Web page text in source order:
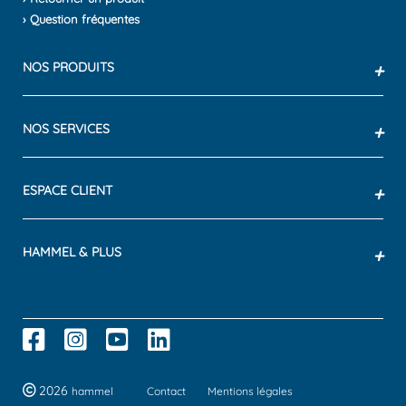
› Question fréquentes
NOS PRODUITS +
NOS SERVICES +
ESPACE CLIENT +
HAMMEL & PLUS +
2026 hammel Contact Mentions légales